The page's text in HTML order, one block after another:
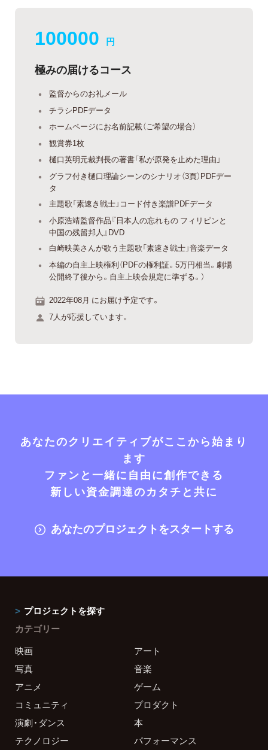
100000 円
極みの届けるコース
監督からのお礼メール
チラシPDFデータ
ホームページにお名前記載（ご希望の場合）
観賞券1枚
樋口英明元裁判長の著書「私が原発を止めた理由」
グラフ付き樋口理論シーンのシナリオ（3頁）PDFデー
タ
主題歌「素速き戦士」コード付き楽譜PDFデータ
小原浩靖監督作品『日本人の忘れもの フィリピンと
中国の残留邦人』DVD
白崎映美さんが歌う主題歌「素速き戦士」音楽データ
本編の自主上映権利（PDFの権利証。5万円相当。劇場
公開終了後から。自主上映会規定に準ずる。）
2022年08月 にお届け予定です。
7人が応援しています。
あなたのクリエイティブがここから始まり
ます
ファンと一緒に自由に創作できる
新しい資金調達のカタチと共に
あなたのプロジェクトをスタートする
プロジェクトを探す
カテゴリー
映画
アート
写真
音楽
アニメ
ゲーム
コミュニティ
プロダクト
演劇・ダンス
本
テクノロジー
パフォーマンス